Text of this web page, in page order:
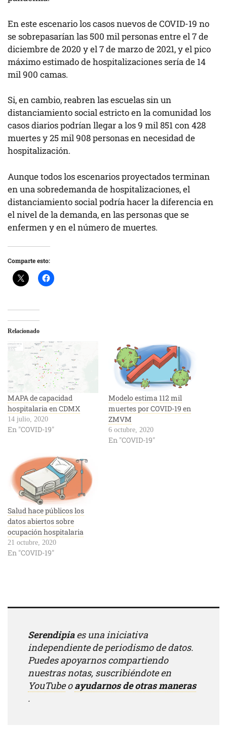
En este escenario los casos nuevos de COVID-19 no
se sobrepasarían las 500 mil personas entre el 7 de
diciembre de 2020 y el 7 de marzo de 2021, y el pico
máximo estimado de hospitalizaciones sería de 14
mil 900 camas.
Si, en cambio, reabren las escuelas sin un
distanciamiento social estricto en la comunidad los
casos diarios podrían llegar a los 9 mil 851 con 428
muertes y 25 mil 908 personas en necesidad de
hospitalización.
Aunque todos los escenarios proyectados terminan
en una sobredemanda de hospitalizaciones, el
distanciamiento social podría hacer la diferencia en
el nivel de la demanda, en las personas que se
enfermen y en el número de muertes.
Comparte esto:
Relacionado
MAPA de capacidad
hospitalaria en CDMX
14 julio, 2020
En "COVID-19"
Modelo estima 112 mil
muertes por COVID-19 en
ZMVM
6 octubre, 2020
En "COVID-19"
Salud hace públicos los
datos abiertos sobre
ocupación hospitalaria
21 octubre, 2020
En "COVID-19"
Serendipiaes una iniciativa
independiente de periodismo de datos.
Puedes apoyarnos compartiendo
nuestras notas, suscribiéndote en
YouTubeoayudarnos de otras maneras
.